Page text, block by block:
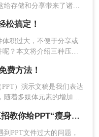
定义体积小于50MB
不会直接显示MB单
存储和分享带来了诸多
PPT文件的大小。
松搞定！
体积过大，不便于分享或
？本文将介绍三种压缩
费方法！
）演示文稿是我们表达
随着多媒体元素的增加，
还会影响文件的传输效
介绍几种有效的PPT压缩
PPT怎么压缩到10m以内？三招教你给PPT“瘦身”！
PPT文件过大的问题，